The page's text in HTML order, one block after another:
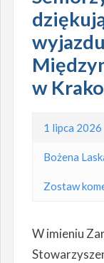
w
1 lipca 2026
Bożena
Zostaw
W imieniu